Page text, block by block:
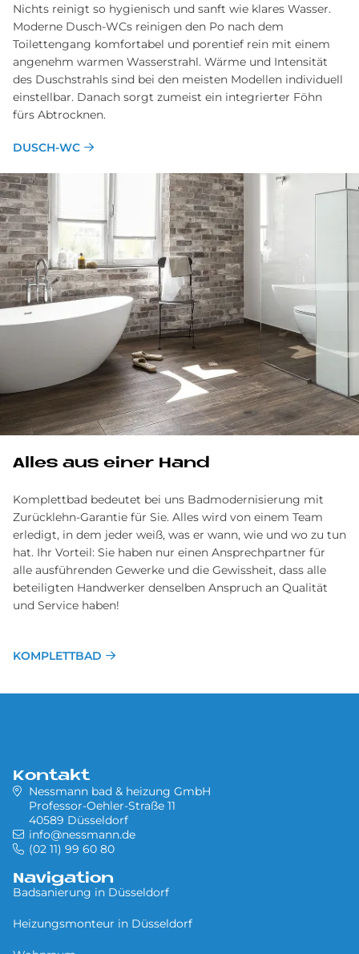
Nichts reinigt so hygienisch und sanft wie klares Wasser.
Moderne Dusch-WCs reinigen den Po nach dem
Toilettengang komfortabel und porentief rein mit einem
angenehm warmen Wasserstrahl. Wärme und Intensität
des Duschstrahls sind bei den meisten Modellen individuell
einstellbar. Danach sorgt zumeist ein integrierter Föhn
fürs Abtrocknen.
DUSCH-WC
Alles aus einer Hand
Komplettbad bedeutet bei uns Badmodernisierung mit
Zurücklehn-Garantie für Sie. Alles wird von einem Team
erledigt, in dem jeder weiß, was er wann, wie und wo zu tun
hat. Ihr Vorteil: Sie haben nur einen Ansprechpartner für
alle ausführenden Gewerke und die Gewissheit, dass alle
beteiligten Handwerker denselben Anspruch an Qualität
und Service haben!
KOMPLETTBAD
Kontakt
Nessmann bad & heizung GmbH
Professor-Oehler-Straße 11
40589 Düsseldorf
info@nessmann.de
(02 11) 99 60 80
Navigation
Badsanierung in Düsseldorf
Heizungsmonteur in Düsseldorf